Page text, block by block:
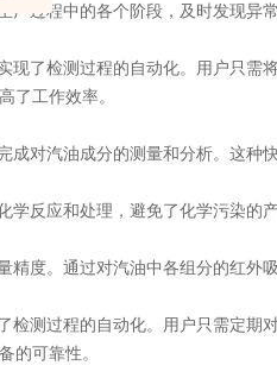
过程中的各个阶段，及时发现异
了检测过程的自动化。用户只需
了工作效率。
对汽油成分的测量和分析。这种
反应和处理，避免了化学污染的
度。通过对汽油中各组分的红外
测过程的自动化。用户只需定期
的可靠性。